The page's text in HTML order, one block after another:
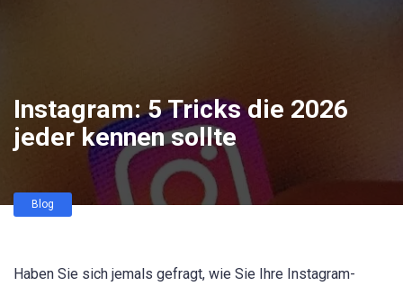
Instagram: 5 Tricks die 2026
jeder kennen sollte
Blog
Haben Sie sich jemals gefragt, wie Sie Ihre Instagram-